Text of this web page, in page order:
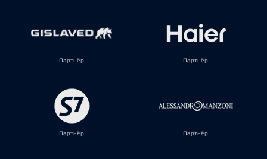
Партнёр Партнёр
Партнёр Партнёр